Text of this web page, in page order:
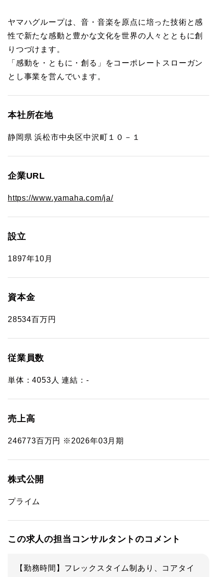
ヤマハグループは、音・音楽を原点に培った技術と感
性で新たな感動と豊かな文化を世界の人々とともに創
りつづけます。
「感動を・ともに・創る」をコーポレートスローガン
とし事業を営んでいます。
本社所在地
静岡県 浜松市中央区中沢町１０－１
企業URL
https://www.yamaha.com/ja/
設立
1897年10月
資本金
28534百万円
従業員数
単体：4053人 連結：-
売上高
246773百万円 ※2026年03月期
株式公開
プライム
この求人の担当コンサルタントのコメント
【勤務時間】フレックスタイム制あり、コアタイ